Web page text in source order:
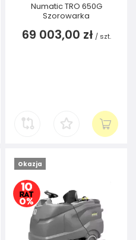
Numatic TRO 650G
Szorowarka
69 003,00 zł / szt.
Okazja